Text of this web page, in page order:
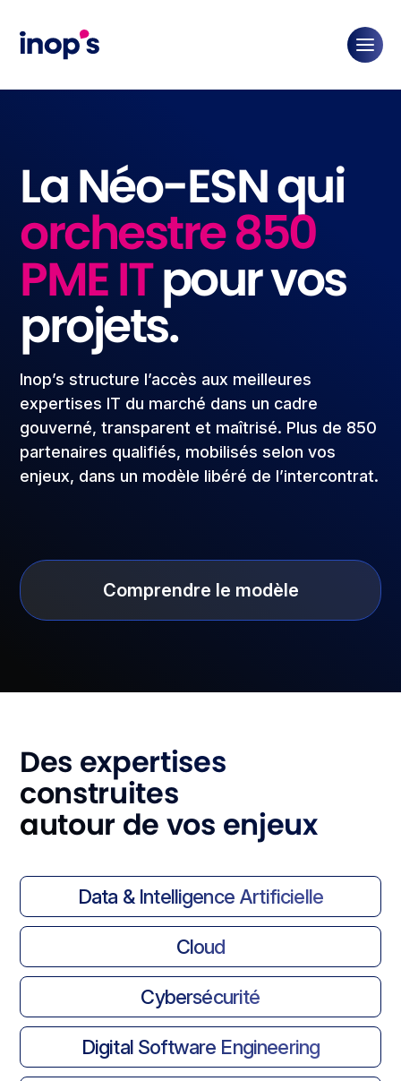
La Néo-ESN qui
orchestre850
PME ITpour vos
projets.
Inop’s structure l’accès aux meilleures
expertises IT du marché dans un cadre
gouverné, transparent et maîtrisé. Plus de 850
partenaires qualifiés, mobilisés selon vos
enjeux, dans un modèle libéré de l’intercontrat.
Comprendre le modèle
Des expertises
construites
autour de vos enjeux
Data & Intelligence Artificielle
Cloud
Cybersécurité
Digital Software Engineering